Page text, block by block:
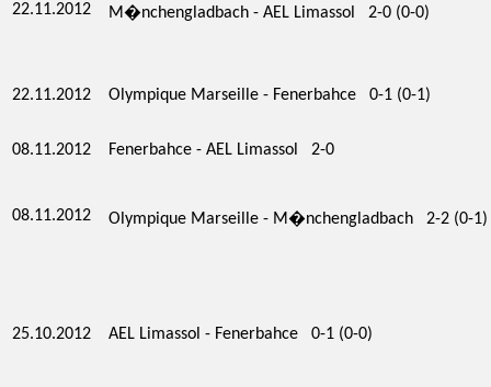
22.11.2012 M�nchengladbach - AEL Limassol 2-0 (0-0)
22.11.2012 Olympique Marseille - Fenerbahce 0-1 (0-1)
08.11.2012 Fenerbahce - AEL Limassol 2-0
08.11.2012 Olympique Marseille - M�nchengladbach 2-2 (0-1)
25.10.2012 AEL Limassol - Fenerbahce 0-1 (0-0)